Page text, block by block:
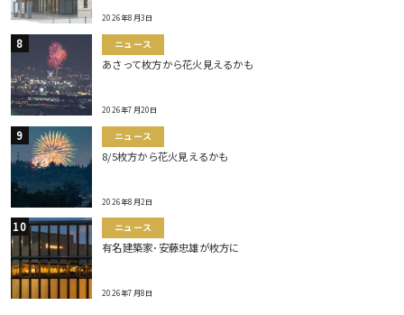
2026年8月3日
ニュース
あさって枚方から花火見えるかも
2026年7月20日
ニュース
8/5枚方から花火見えるかも
2026年8月2日
ニュース
有名建築家･安藤忠雄が枚方に
2026年7月8日